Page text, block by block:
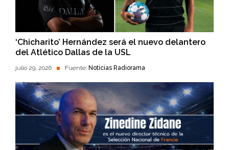
‘Chicharito’ Hernández será el nuevo delantero
del Atlético Dallas de la USL
julio 29, 2026 Fuente: Noticias Radiorama